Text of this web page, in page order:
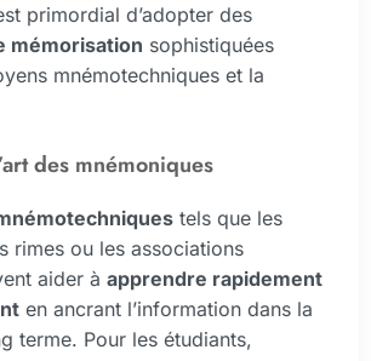
primordial d’adopter des
mémorisation sophistiquées
mnémotechniques et la
des mnémoniques
tels que les
rimes ou les associations
aider à apprendre rapidement
en ancrant l’information dans la
terme. Pour les étudiants,